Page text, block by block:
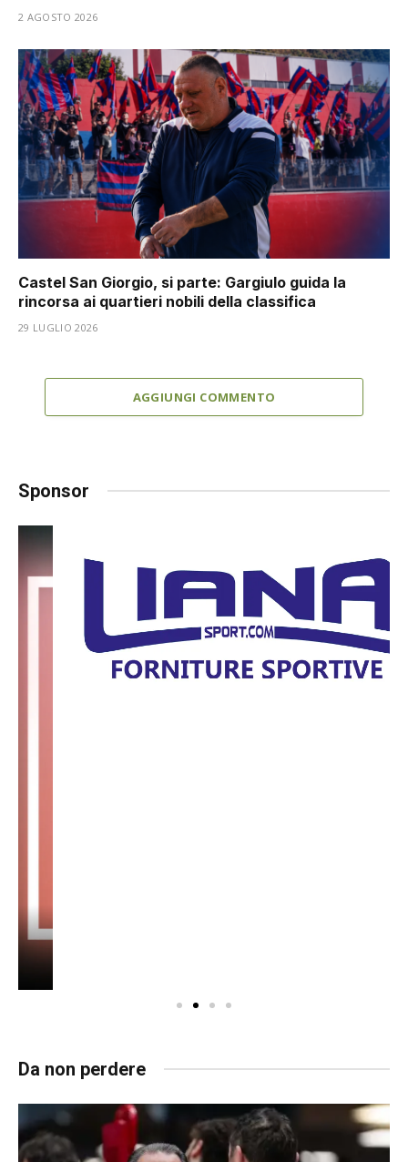
2 AGOSTO 2026
Castel San Giorgio, si parte: Gargiulo guida la
rincorsa ai quartieri nobili della classifica
29 LUGLIO 2026
AGGIUNGI COMMENTO
Sponsor
Da non perdere